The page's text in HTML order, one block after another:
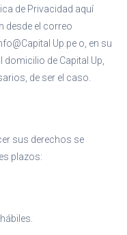
de Privacidad aquí
desde el correo
Up.pe o, en su
de Capital Up,
de ser el caso.
sus derechos se
plazos: